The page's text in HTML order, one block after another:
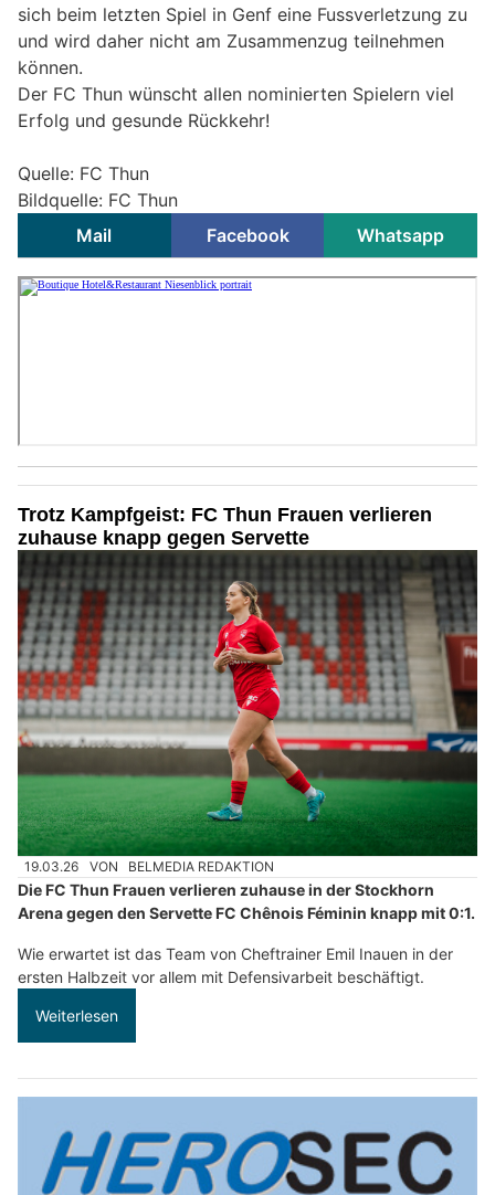
sich beim letzten Spiel in Genf eine Fussverletzung zu
und wird daher nicht am Zusammenzug teilnehmen
können.
Der FC Thun wünscht allen nominierten Spielern viel
Erfolg und gesunde Rückkehr!
Quelle: FC Thun
Bildquelle: FC Thun
Mail
Facebook Whatsapp
Trotz Kampfgeist: FC Thun Frauen verlieren
zuhause knapp gegen Servette
19.03.26 VON BELMEDIA REDAKTION
Die FC Thun Frauen verlieren zuhause in der Stockhorn
Arena gegen den Servette FC Chênois Féminin knapp mit 0:1.
Wie erwartet ist das Team von Cheftrainer Emil Inauen in der
ersten Halbzeit vor allem mit Defensivarbeit beschäftigt.
Weiterlesen